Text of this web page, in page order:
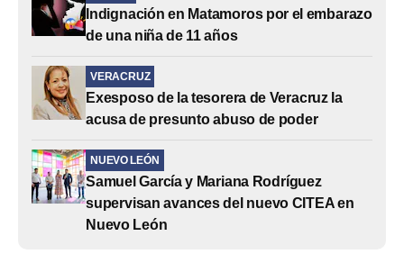
Indignación en Matamoros por el embarazo
de una niña de 11 años
VERACRUZ
Exesposo de la tesorera de Veracruz la
acusa de presunto abuso de poder
NUEVO LEÓN
Samuel García y Mariana Rodríguez
supervisan avances del nuevo CITEA en
Nuevo León